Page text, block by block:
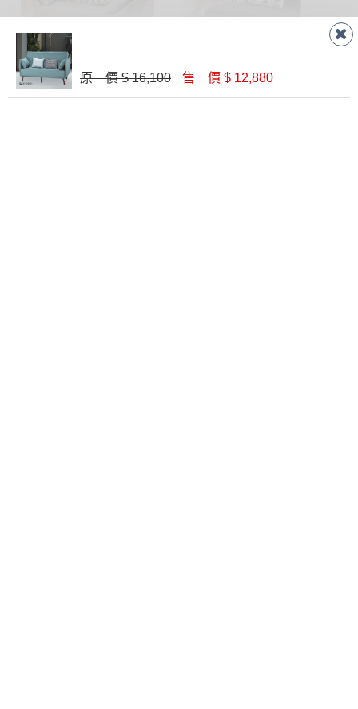
麥克雷沙發床(237-03)
$ 19,520
尼古沙發床(S065)
$ 12,080
原 價 $ 16,100 售 價 $ 12,880